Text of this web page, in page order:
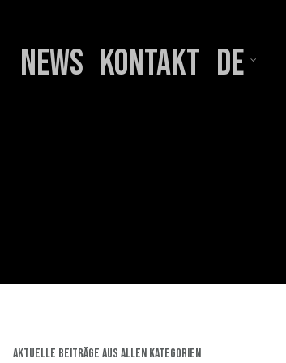
News Kontakt DE
Aktuelle Beiträge aus allen Kategorien